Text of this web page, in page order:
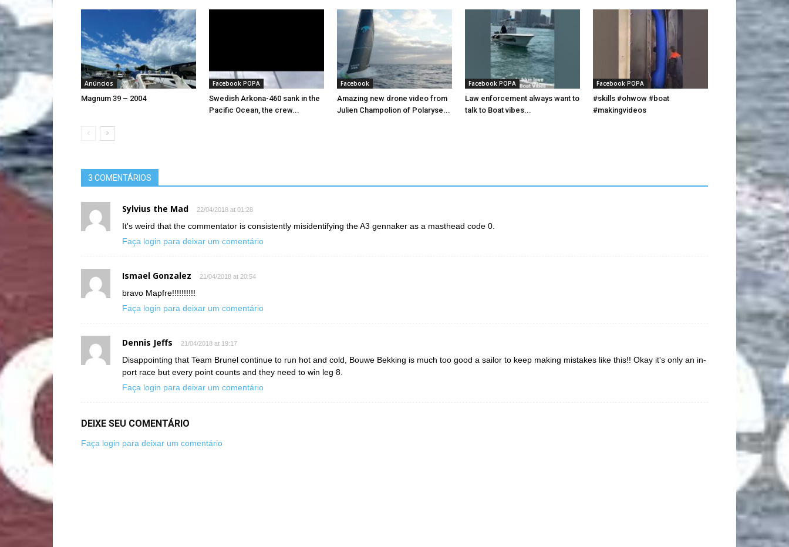
Anúncios
Magnum 39 – 2004
Facebook POPA
Swedish Arkona-460 sank in the
Pacific Ocean, the crew...
Facebook
Amazing new drone video from
Julien Champolion of Polaryse...
Facebook POPA
Law enforcement always want to
talk to Boat vibes...
Facebook POPA
#skills #ohwow #boat
#makingvideos
3 COMENTÁRIOS
Sylvius the Mad 22/04/2018 at 01:28
It's weird that the commentator is consistently misidentifying the A3 gennaker as a masthead code 0.
Faça login para deixar um comentário
Ismael Gonzalez 21/04/2018 at 20:54
bravo Mapfre!!!!!!!!!!
Faça login para deixar um comentário
Dennis Jeffs 21/04/2018 at 19:17
Disappointing that Team Brunel continue to run hot and cold, Bouwe Bekking is much too good a sailor to keep making mistakes like this!! Okay it's only an in-
port race but every point counts and they need to win leg 8.
Faça login para deixar um comentário
DEIXE SEU COMENTÁRIO
Faça login para deixar um comentário